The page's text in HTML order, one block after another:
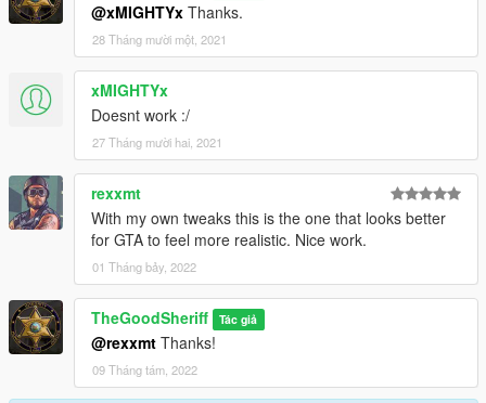
@xMIGHTYx Thanks.
28 Tháng mười một, 2021
xMIGHTYx
Doesnt work :/
27 Tháng mười hai, 2021
rexxmt
With my own tweaks this is the one that looks better
for GTA to feel more realistic. Nice work.
01 Tháng bảy, 2022
TheGoodSheriff Tác giả
@rexxmt Thanks!
09 Tháng tám, 2022